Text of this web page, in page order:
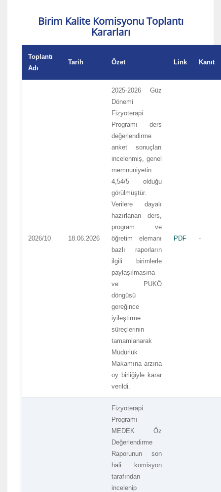
Birim Kalite Komisyonu Toplantı
Kararları
Toplantı
Adı
Tarih Özet Link Kanıt
2026/10 18.06.2026
2025-2026 Güz
Dönemi
Fizyoterapi
Programı ders
değerlendirme
anket sonuçları
incelenmiş, genel
memnuniyetin
4,54/5 olduğu
görülmüştür.
Verilere dayalı
hazırlanan ders,
program ve
öğretim elemanı
bazlı raporların
ilgili birimlerle
paylaşılmasına
ve PUKÖ
döngüsü
gereğince
iyileştirme
süreçlerinin
tamamlanarak
Müdürlük
Makamına arzına
oy birliğiyle karar
verildi.
PDF -
Fizyoterapi
Programı
MEDEK Öz
Değerlendirme
Raporunun son
hali komisyon
tarafından
incelenip